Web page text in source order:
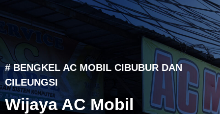
# BENGKEL AC MOBIL CIBUBUR DAN
CILEUNGSI
Wijaya AC Mobil